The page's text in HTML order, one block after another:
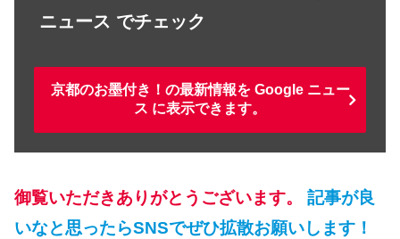
ニュース でチェック
京都のお墨付き！の最新情報を Google ニュー
ス に表示できます。
御覧いただきありがとうございます。
記事が良
いなと思ったらSNSでぜひ拡散お願いします！